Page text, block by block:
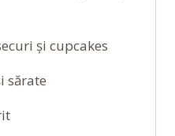
și cupcakes
sărate